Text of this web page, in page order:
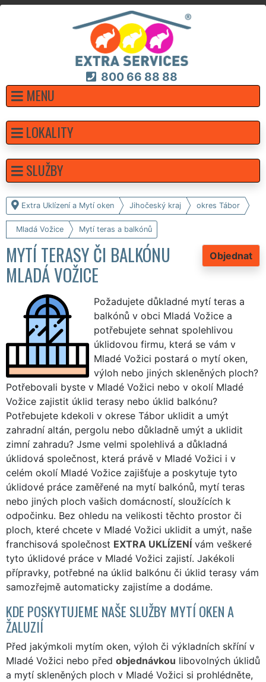
800 66 88 88
MENU
Extra Uklízení a Mytí oken Jihočeský kraj okres Tábor
Mladá Vožice Mytí teras a balkónů
Objednat
MYTÍ TERASY ČI BALKÓNU
MLADÁ VOŽICE
Požadujete důkladné mytí teras a
balkónů v obci Mladá Vožice a
potřebujete sehnat spolehlivou
úklidovou firmu, která se vám v
Mladé Vožici postará o mytí oken,
výloh nebo jiných skleněných ploch?
Potřebovali byste v Mladé Vožici nebo v okolí Mladé
Vožice zajistit úklid terasy nebo úklid balkónu?
Potřebujete kdekoli v okrese Tábor uklidit a umýt
zahradní altán, pergolu nebo důkladně umýt a uklidit
zimní zahradu? Jsme velmi spolehlivá a důkladná
úklidová společnost, která právě v Mladé Vožici i v
celém okolí Mladé Vožice zajišťuje a poskytuje tyto
úklidové práce zaměřené na mytí balkónů, mytí teras
nebo jiných ploch vašich domácností, sloužících k
odpočinku. Bez ohledu na velikosti těchto prostor či
ploch, které chcete v Mladé Vožici uklidit a umýt, naše
franchisová společnost EXTRA UKLÍZENÍ vám veškeré
tyto úklidové práce v Mladé Vožici zajistí. Jakékoli
přípravky, potřebné na úklid balkónu či úklid terasy vám
samozřejmě automaticky zajistíme a dodáme.
KDE POSKYTUJEME NAŠE SLUŽBY MYTÍ OKEN A
ŽALUZIÍ
Před jakýmkoli mytím oken, výloh či výkladních skříní v
Mladé Vožici nebo před objednávkou libovolných úklidů
a mytí skleněných ploch v Mladé Vožici si prohlédněte,
LOKALITY
SLUŽBY